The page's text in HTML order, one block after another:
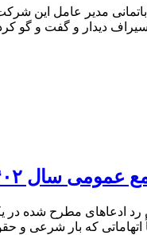
مدیر عامل این
سیراف دیدار و گفت و گو
سال ۱۴۰۲
ادعاهای مطرح شده در
که بار شرعی و